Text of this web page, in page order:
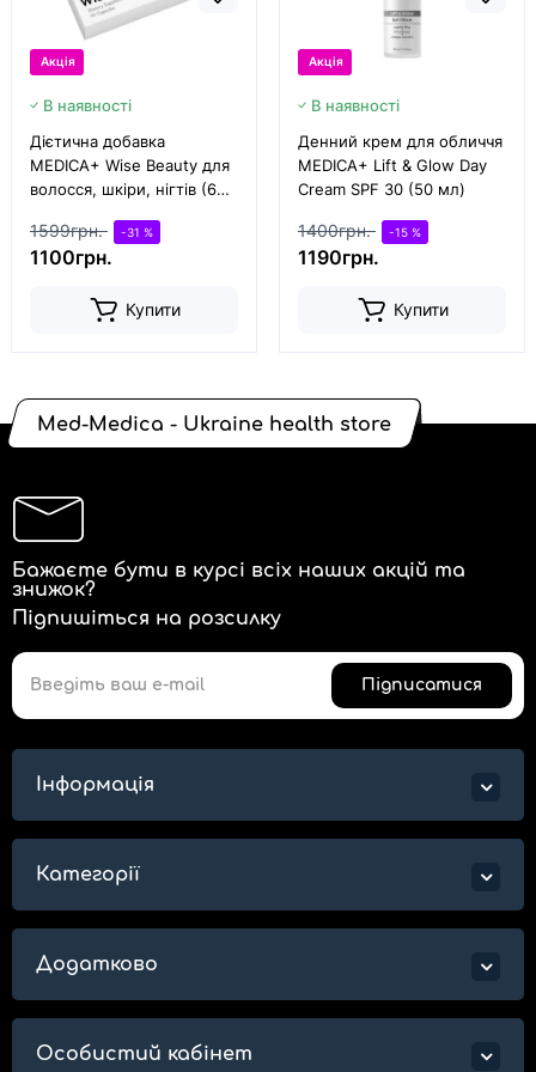
Акція
В наявності
Дієтична добавка
MEDICA+ Wise Beauty для
волосся, шкіри, нігтів (60
1599грн. -31 %
1100грн.
Купити
Акція
В наявності
Денний крем для обличчя
MEDICA+ Lift & Glow Day
Cream SPF 30 (50 мл)
1400грн. -15 %
1190грн.
Купити
Med-Medica - Ukraine health store
Бажаєте бути в курсі всіх наших акцій та
знижок?
Підпишіться на розсилку
Підписатися
Інформація
Категорії
Додатково
Особистий кабінет